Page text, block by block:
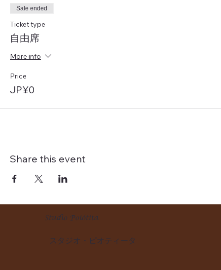
Sale ended
Ticket type
自由席
More info
Price
JP¥0
Share this event
Studio Poiótita
スタジオ・ピオティータ